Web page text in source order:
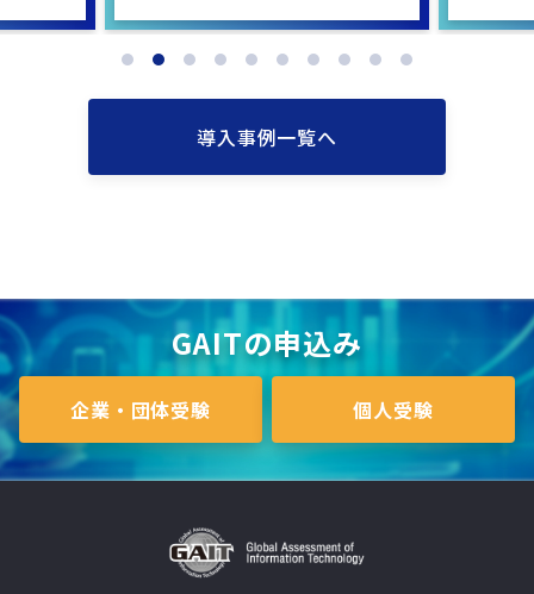
導入事例一覧へ
GAITの申込み
企業・団体受験 個人受験